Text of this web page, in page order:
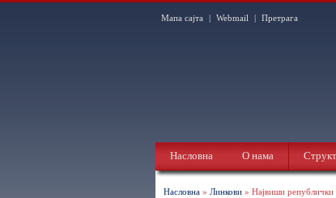
Мапа сајта | Webmail | Претрага
Насловна О нама
Насловна » Линкови » Највиши републички